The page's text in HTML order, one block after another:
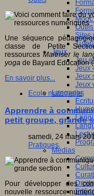
Sites
Jeux
Jeu
Jeux
Jeux
Jeux
Langages
Médias
Droits
Une séquence
classe de Petite
ressources Maitriser le
yoga de Bayard Education
En savoir plus...
Ecole maternelle
Apprendre à
petit groupe, grande
samedi, 24 mars
Pratiques
Pour développer des
nouvelle ressource